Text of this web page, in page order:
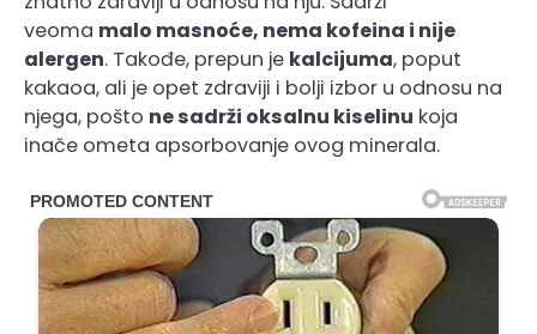
veoma malo masnoće, nema kofeina i nije
alergen. Takođe, prepun je kalcijuma, poput
kakaoa, ali je opet zdraviji i bolji izbor u odnosu na
njega, pošto ne sadrži oksalnu kiselinu koja
inače ometa apsorbovanje ovog minerala.